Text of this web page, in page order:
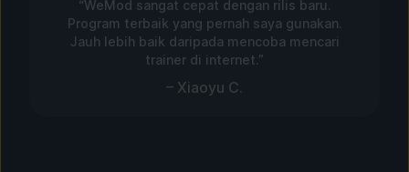
“WeMod sangat cepat dengan rilis baru.
Program terbaik yang pernah saya gunakan.
Jauh lebih baik daripada mencoba mencari
trainer di internet.”
– Xiaoyu C.